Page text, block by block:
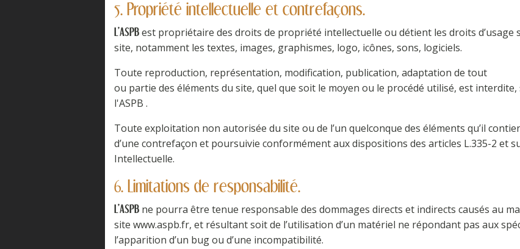
5. Propriété intellectuelle et contrefaçons.
L'ASPB est propriétaire des droits de propriété intellectuelle ou détient les droits d’usage
site, notamment les textes, images, graphismes, logo, icônes, sons, logiciels.
Toute reproduction, représentation, modification, publication, adaptation de tout
ou partie des éléments du site, quel que soit le moyen ou le procédé utilisé, est
l'ASPB .
Toute exploitation non autorisée du site ou de l’un quelconque des éléments qu’il
d’une contrefaçon et poursuivie conformément aux dispositions des articles L.335-2 et
Intellectuelle.
6. Limitations de responsabilité.
L'ASPB ne pourra être tenue responsable des dommages directs et indirects causés au
site www.aspb.fr, et résultant soit de l’utilisation d’un matériel ne répondant pas aux
l’apparition d’un bug ou d’une incompatibilité.